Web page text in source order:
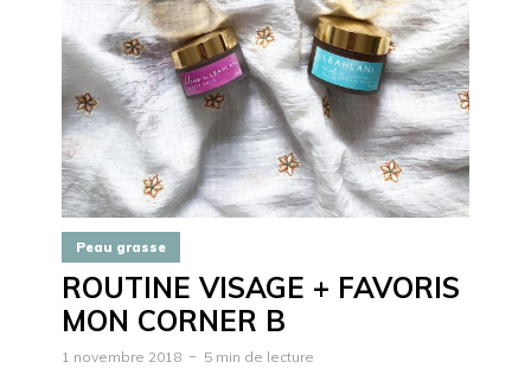
Peau grasse
ROUTINE VISAGE + FAVORIS
MON CORNER B
1 novembre 2018 5 min de lecture